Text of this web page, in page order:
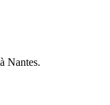
Nantes.